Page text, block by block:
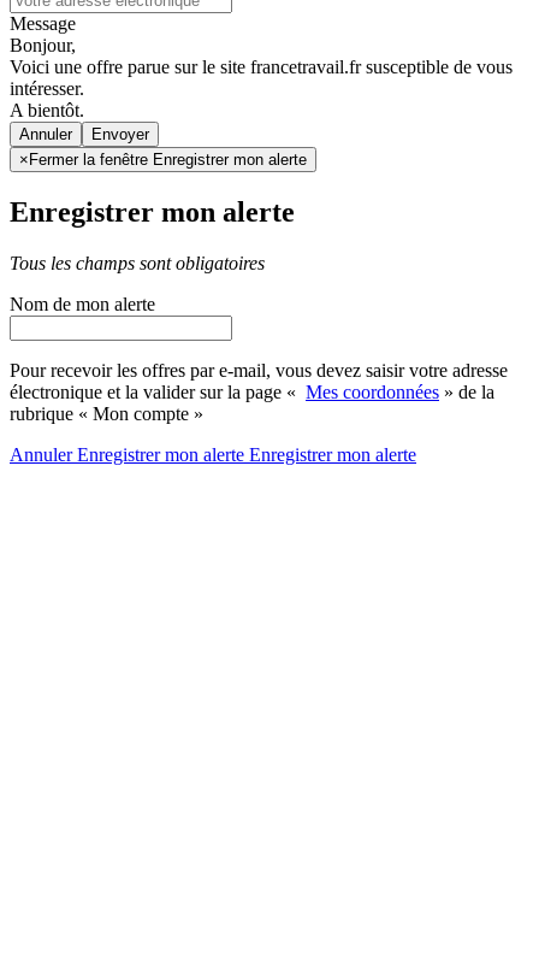
Message
Bonjour,
Voici une offre parue sur le site francetravail.fr susceptible de vous
intéresser.
A bientôt.
Annuler
× Fermer la fenêtre Enregistrer mon alerte
Enregistrer mon alerte
Tous les champs sont obligatoires
Nom de mon alerte
Pour recevoir les offres par e-mail, vous devez saisir votre adresse
électronique et la valider sur la page « Mes coordonnées » de la
rubrique « Mon compte »
AnnulerEnregistrer mon alerte Enregistrermon alerte